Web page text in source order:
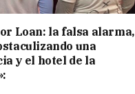
Loan: la falsa alarma,
una
y el hotel de la